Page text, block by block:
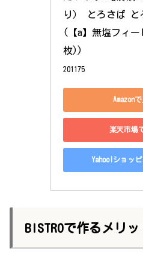
り） とろさば と
(【a】無塩フィー
枚))
201175
Amazon
楽天市場
Yahoo!ショッ
BISTROで作るメリッ